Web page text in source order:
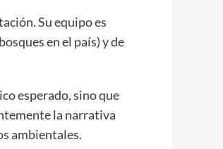
Su equipo es
en el país) y de
esperado, sino que
la narrativa
ambientales.